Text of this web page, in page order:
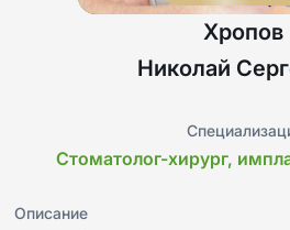
Хропов
Николай
Стоматолог-хирург,
Описание